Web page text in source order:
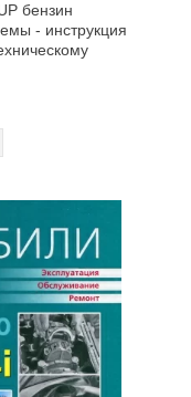
бензин
- инструкция